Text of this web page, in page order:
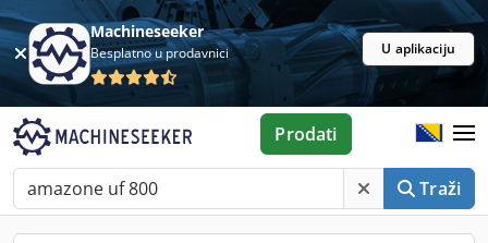
Machineseeker
Besplatno u prodavnici U aplikaciju
Traži
Prodati